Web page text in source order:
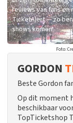
reviews van fans en
TicketAlert — zo
shows komen!
Foto:
GORDON
Beste Gordon
Op dit moment
beschikbaar
TopTicketshop